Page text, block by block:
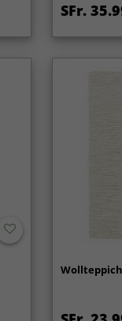
SFr.